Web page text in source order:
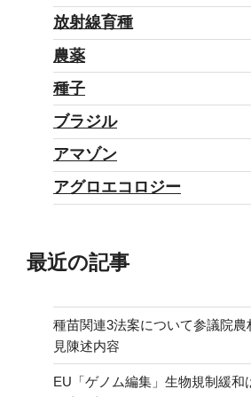
の
放射線育種
農薬
種子
ブラジル
アマゾン
アグロエコロジー
最近の記事
種苗関連3法案について参議院
見陳述内容
EU「ゲノム編集」生物規制緩和